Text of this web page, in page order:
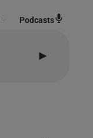
Podcasts